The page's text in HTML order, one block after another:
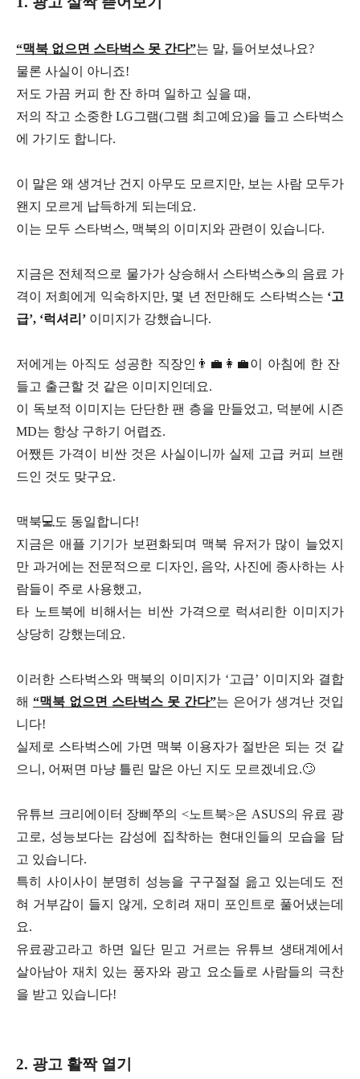
“맥북 없으면 스타벅스 못 간다”는 말, 들어보셨나요?
물론 사실이 아니죠!
저도 가끔 커피 한 잔 하며 일하고 싶을 때,
저의 작고 소중한 LG그램(그램 최고예요)을 들고 스타벅스
에 가기도 합니다.
이 말은 왜 생겨난 건지 아무도 모르지만, 보는 사람 모두가
왠지 모르게 납득하게 되는데요.
이는 모두 스타벅스, 맥북의 이미지와 관련이 있습니다.
지금은 전체적으로 물가가 상승해서 스타벅스☕의 음료 가
격이 저희에게 익숙하지만, 몇 년 전만해도 스타벅스는 ‘고
급’, ‘럭셔리’ 이미지가 강했습니다.
저에게는 아직도 성공한 직장인👨‍💼👩‍💼이 아침에 한 잔
들고 출근할 것 같은 이미지인데요.
이 독보적 이미지는 단단한 팬 층을 만들었고, 덕분에 시즌
MD는 항상 구하기 어렵죠.
어쨌든 가격이 비싼 것은 사실이니까 실제 고급 커피 브랜
드인 것도 맞구요.
맥북💻도 동일합니다!
지금은 애플 기기가 보편화되며 맥북 유저가 많이 늘었지
만 과거에는 전문적으로 디자인, 음악, 사진에 종사하는 사
람들이 주로 사용했고,
타 노트북에 비해서는 비싼 가격으로 럭셔리한 이미지가
상당히 강했는데요.
이러한 스타벅스와 맥북의 이미지가 ‘고급’ 이미지와 결합
해 “맥북 없으면 스타벅스 못 간다”는 은어가 생겨난 것입
니다!
실제로 스타벅스에 가면 맥북 이용자가 절반은 되는 것 같
으니, 어쩌면 마냥 틀린 말은 아닌 지도 모르겠네요.🙄
유튜브 크리에이터 장삐쭈의 <노트북>은 ASUS의 유료 광
고로, 성능보다는 감성에 집착하는 현대인들의 모습을 담
고 있습니다.
특히 사이사이 분명히 성능을 구구절절 읊고 있는데도 전
혀 거부감이 들지 않게, 오히려 재미 포인트로 풀어냈는데
요.
유료광고라고 하면 일단 믿고 거르는 유튜브 생태계에서
살아남아 재치 있는 풍자와 광고 요소들로 사람들의 극찬
을 받고 있습니다!
2. 광고 활짝 열기